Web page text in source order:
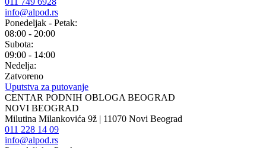
info@alpod.rs
Ponedeljak - Petak:
08:00 - 20:00
Subota:
09:00 - 14:00
Nedelja:
Zatvoreno
Uputstva za putovanje
CENTAR PODNIH OBLOGA BEOGRAD
NOVI BEOGRAD
Milutina Milankovića 9ž | 11070 Novi Beograd
011 228 14 09
info@alpod.rs